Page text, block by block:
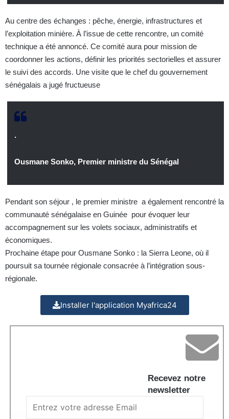
Au centre des échanges : pêche, énergie, infrastructures et
l’exploitation minière. À l’issue de cette rencontre, un comité
technique a été annoncé. Ce comité aura pour mission de
coordonner les actions, définir les priorités sectorielles et assurer
le suivi des accords. Une visite que le chef du gouvernement
sénégalais a jugé fructueuse
.
Ousmane Sonko, Premier ministre du Sénégal
Pendant son séjour , le premier ministre a également rencontré la
communauté sénégalaise en Guinée pour évoquer leur
accompagnement sur les volets sociaux, administratifs et
économiques.
Prochaine étape pour Ousmane Sonko : la Sierra Leone, où il
poursuit sa tournée régionale consacrée à l’intégration sous-
régionale.
Installer l'application Myafrica24
Recevez notre
newsletter